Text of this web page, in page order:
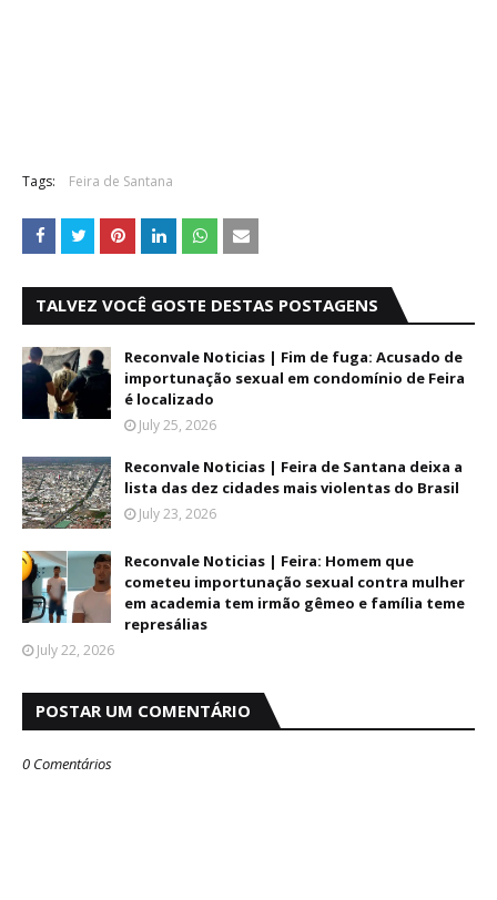
Tags: Feira de Santana
TALVEZ VOCÊ GOSTE DESTAS POSTAGENS
Reconvale Noticias | Fim de fuga: Acusado de
importunação sexual em condomínio de Feira
é localizado
July 25, 2026
Reconvale Noticias | Feira de Santana deixa a
lista das dez cidades mais violentas do Brasil
July 23, 2026
Reconvale Noticias | Feira: Homem que
cometeu importunação sexual contra mulher
em academia tem irmão gêmeo e família teme
represálias
July 22, 2026
POSTAR UM COMENTÁRIO
0 Comentários